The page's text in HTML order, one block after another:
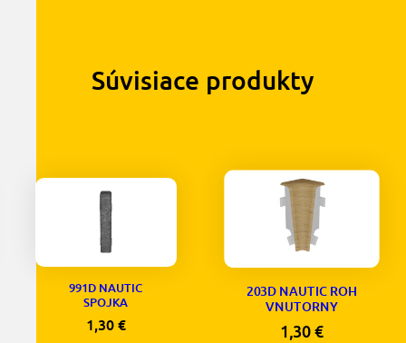
Súvisiace produkty
991D NAUTIC
SPOJKA
1,30 €
203D NAUTIC ROH
VNUTORNY
1,30€